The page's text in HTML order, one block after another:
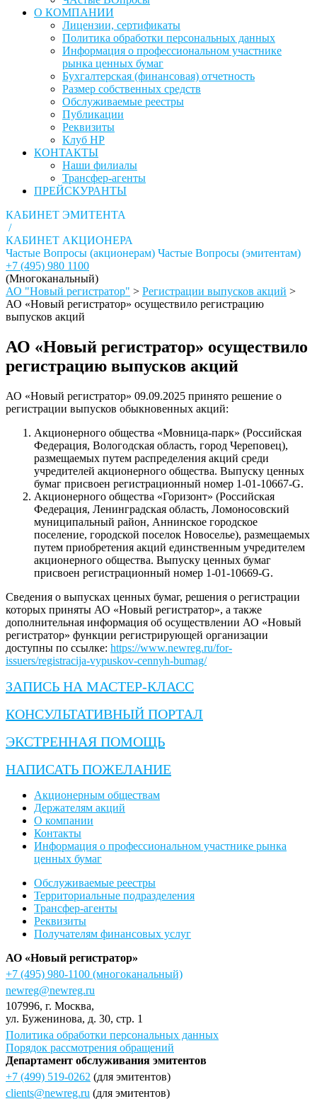
О КОМПАНИИ
Лицензии, сертификаты
Политика обработки персональных данных
Информация о профессиональном участнике
рынка ценных бумаг
Бухгалтерская (финансовая) отчетность
Размер собственных средств
Обслуживаемые реестры
Публикации
Реквизиты
Клуб НР
КОНТАКТЫ
Наши филиалы
Трансфер-агенты
ПРЕЙСКУРАНТЫ
КАБИНЕТ ЭМИТЕНТА
/
КАБИНЕТ АКЦИОНЕРА
Частые Вопросы (акционерам) Частые Вопросы (эмитентам)
+7 (495) 980 1100
(Многоканальный)
АО "Новый регистратор" > Регистрации выпусков акций >
АО «Новый регистратор» осуществило регистрацию
выпусков акций
АО «Новый регистратор» осуществило
регистрацию выпусков акций
АО «Новый регистратор» 09.09.2025 принято решение о
регистрации выпусков обыкновенных акций:
Акционерного общества «Мовница-парк» (Российская
Федерация, Вологодская область, город Череповец),
размещаемых путем распределения акций среди
учредителей акционерного общества. Выпуску ценных
бумаг присвоен регистрационный номер 1-01-10667-G.
Акционерного общества «Горизонт» (Российская
Федерация, Ленинградская область, Ломоносовский
муниципальный район, Аннинское городское
поселение, городской поселок Новоселье), размещаемых
путем приобретения акций единственным учредителем
акционерного общества. Выпуску ценных бумаг
присвоен регистрационный номер 1-01-10669-G.
Сведения о выпусках ценных бумаг, решения о регистрации
которых приняты АО «Новый регистратор», а также
дополнительная информация об осуществлении АО «Новый
регистратор» функции регистрирующей организации
доступны по ссылке: https://www.newreg.ru/for-
issuers/registracija-vypuskov-cennyh-bumag/
ЗАПИСЬ НА МАСТЕР-КЛАСС
КОНСУЛЬТАТИВНЫЙ ПОРТАЛ
ЭКСТРЕННАЯ ПОМОЩЬ
НАПИСАТЬ ПОЖЕЛАНИЕ
Акционерным обществам
Держателям акций
О компании
Контакты
Информация о профессиональном участнике рынка
ценных бумаг
Обслуживаемые реестры
Территориальные подразделения
Трансфер-агенты
Реквизиты
Получателям финансовых услуг
АО «Новый регистратор»
+7 (495) 980-1100 (многоканальный)
newreg@newreg.ru
107996, г. Москва,
ул. Буженинова, д. 30, стр. 1
Политика обработки персональных данных
Порядок рассмотрения обращений
Департамент обслуживания эмитентов
+7 (499) 519-0262 (для эмитентов)
clients@newreg.ru (для эмитентов)